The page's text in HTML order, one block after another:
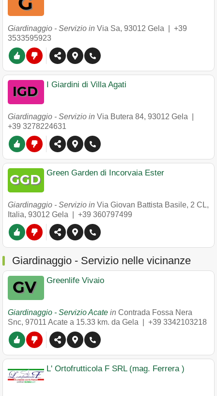
Giardinaggio - Servizio in Via Sa, 93012 Gela
+39
3533595923
I Giardini di Villa Agati
Giardinaggio - Servizio in Via Butera 84, 93012 Gela
+39 3278224631
Green Garden di Incorvaia Ester
Giardinaggio - Servizio in Via Giovan Battista Basile, 2 CL,
Italia, 93012 Gela +39 360797499
Giardinaggio - Servizio nelle vicinanze
Greenlife Vivaio
Giardinaggio - Servizio Acate in Contrada Fossa Nera
Snc, 97011 Acate a 15.33 km. da Gela | +39 3342103218
L' Ortofrutticola F SRL (mag. Ferrera )